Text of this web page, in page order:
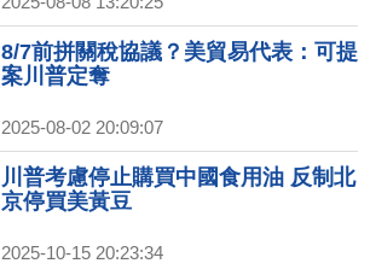
8/7前拼關稅協議？美貿易代表：可提
案川普定奪
2025-08-02 20:09:07
川普考慮停止購買中國食用油 反制北
京停買美黃豆
2025-10-15 20:23:34